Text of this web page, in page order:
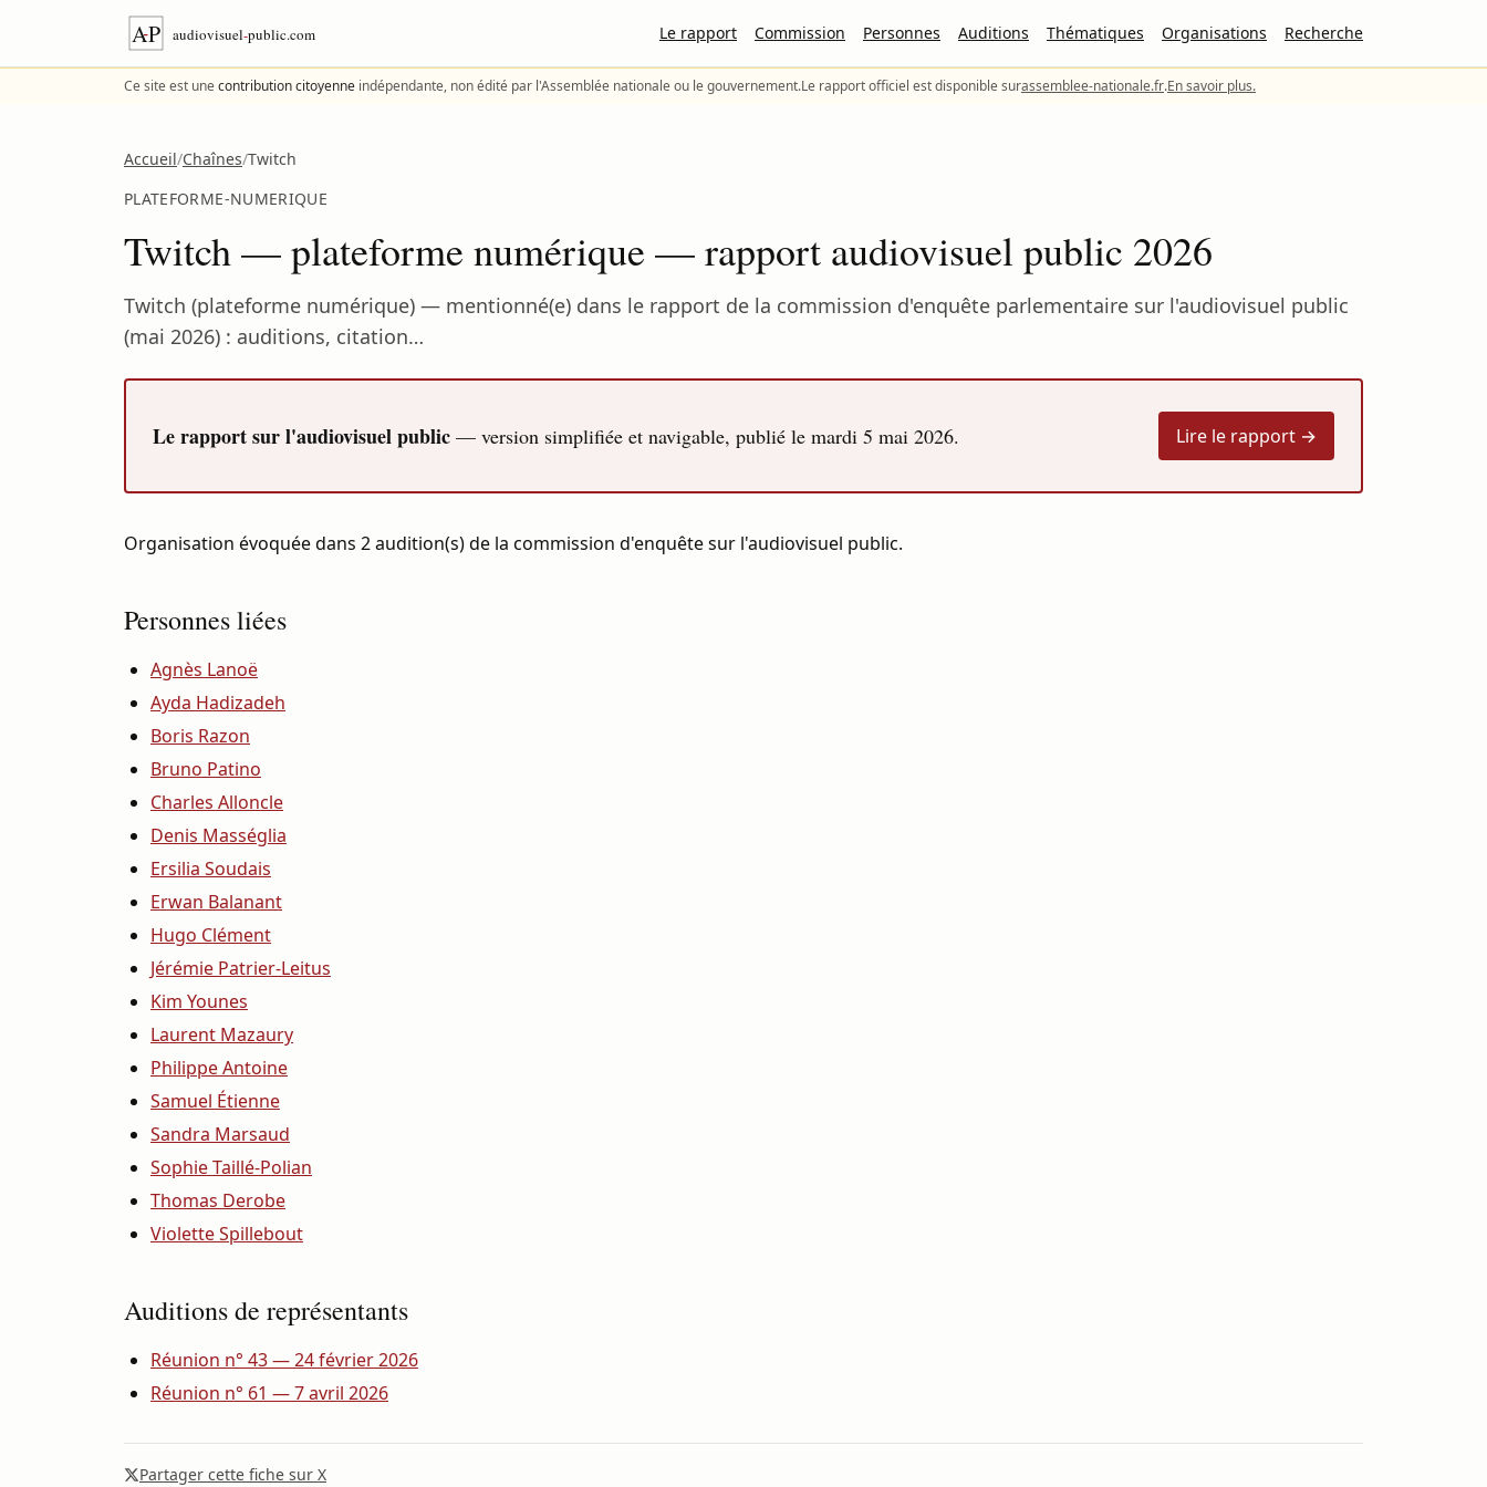
Aller au contenu
Le rapport Commission Personnes Auditions Thématiques Organisations Recherche
Ce site est unecontribution citoyenne indépendante, non édité par l'Assemblée nationale ou le gouvernement.Le rapport officiel est disponible surassemblee-nationale.fr.En savoir plus.
Accueil/Chaînes/Twitch
PLATEFORME-NUMERIQUE
Twitch — plateforme numérique — rapport audiovisuel public 2026
Twitch (plateforme numérique) — mentionné(e) dans le rapport de la commission d'enquête parlementaire sur l'audiovisuel public
(mai 2026) : auditions, citation…
Le rapport sur l'audiovisuel public — version simplifiée et navigable, publié le mardi 5 mai 2026. Lire le rapport →
Organisation évoquée dans 2 audition(s) de la commission d'enquête sur l'audiovisuel public.
Personnes liées
Agnès Lanoë
Ayda Hadizadeh
Boris Razon
Bruno Patino
Charles Alloncle
Denis Masséglia
Ersilia Soudais
Erwan Balanant
Hugo Clément
Jérémie Patrier-Leitus
Kim Younes
Laurent Mazaury
Philippe Antoine
Samuel Étienne
Sandra Marsaud
Sophie Taillé-Polian
Thomas Derobe
Violette Spillebout
Auditions de représentants
Réunion n° 43 — 24 février 2026
Réunion n° 61 — 7 avril 2026
Partager cette fiche sur X